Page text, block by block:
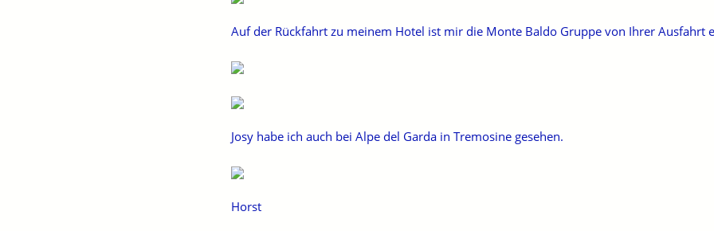
Auf der Rückfahrt zu meinem Hotel ist mir die Monte Baldo Gruppe von Ihrer Ausfahrt
Josy habe ich auch bei Alpe del Garda in Tremosine gesehen.
Horst